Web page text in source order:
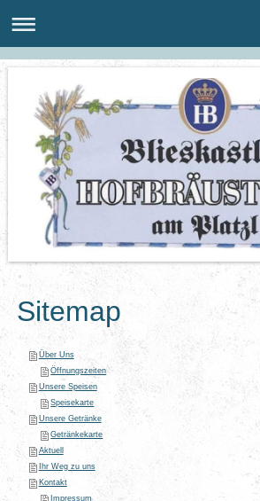
Sitemap
Über Uns
Öffnungszeiten
Unsere Speisen
Speisekarte
Unsere Getränke
Getränkekarte
Aktuell
Ihr Weg zu uns
Kontakt
Impressum